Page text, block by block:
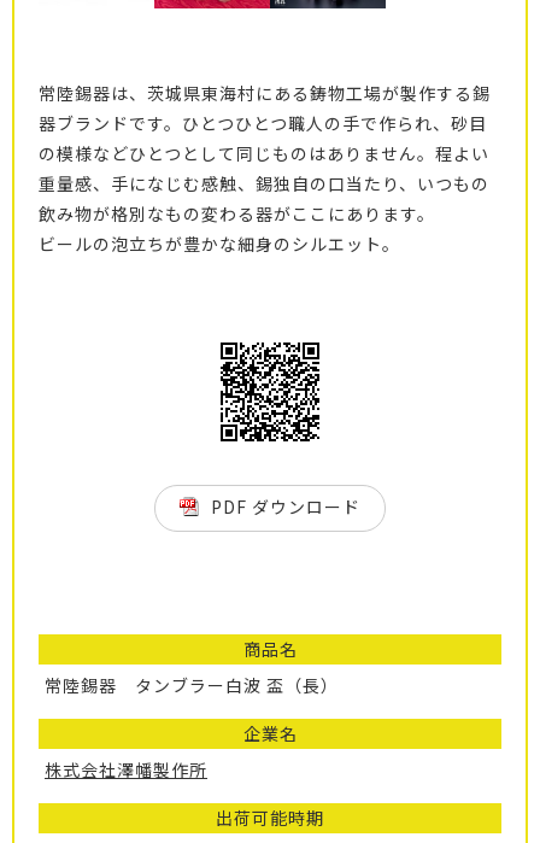
常陸錫器は、茨城県東海村にある鋳物工場が製作する錫
器ブランドです。ひとつひとつ職人の手で作られ、砂目
の模様などひとつとして同じものはありません。程よい
重量感、手になじむ感触、錫独自の口当たり、いつもの
飲み物が格別なもの変わる器がここにあります。
ビールの泡立ちが豊かな細身のシルエット。
PDF ダウンロード
商品名
常陸錫器 タンブラー白波 盃（長）
企業名
株式会社澤幡製作所
出荷可能時期